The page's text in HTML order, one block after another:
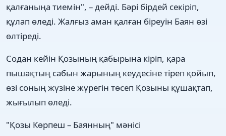
қалғаныңа тиемін", – дейді. Бәрі бірдей секіріп,
құлап өледі. Жалғыз аман қалған біреуін Баян өзі
өлтіреді.
Содан кейін Қозының қабырына кіріп, қара
пышақтың сабын жарының кеудесіне тіреп қойып,
өзі соның жүзіне жүрегін төсеп Қозыны құшақтап,
жығылып өледі.
"Қозы Көрпеш – Баянның" мәнісі